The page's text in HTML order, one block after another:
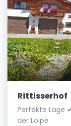
Rittisserhof
Perfekte Lage
der Loipe